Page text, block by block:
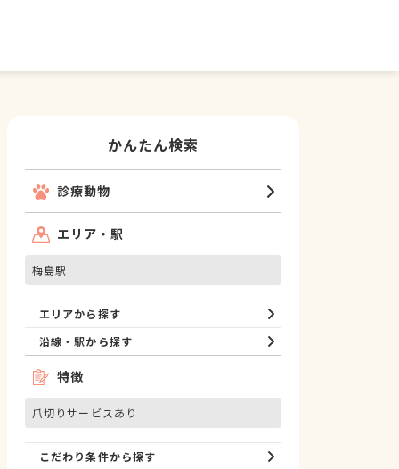
かんたん検索
診療動物
エリア・駅
梅島駅
エリアから探す
沿線・駅から探す
特徴
爪切りサービスあり
こだわり条件から探す